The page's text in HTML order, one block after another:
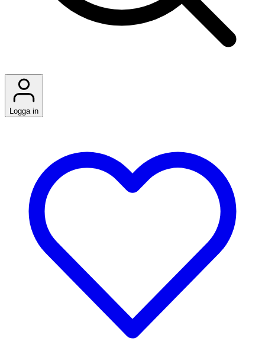
Logga in